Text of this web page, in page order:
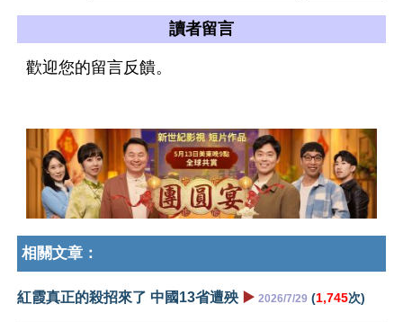
讀者留言
歡迎您的留言反饋。
相關文章：
紅霞真正的殺招來了 中國13省遭殃 ▶️ 2026/7/29 (1,745次)